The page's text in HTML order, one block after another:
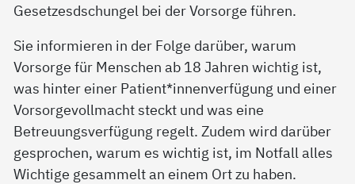
Gesetzesdschungel bei der Vorsorge führen.
Sie informieren in der Folge darüber, warum
Vorsorge für Menschen ab 18 Jahren wichtig ist,
was hinter einer Patient*innenverfügung und einer
Vorsorgevollmacht steckt und was eine
Betreuungsverfügung regelt. Zudem wird darüber
gesprochen, warum es wichtig ist, im Notfall alles
Wichtige gesammelt an einem Ort zu haben.